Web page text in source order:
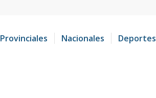
Provinciales Nacionales Deportes